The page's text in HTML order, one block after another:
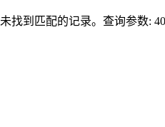
未找到匹配的记录。查询参数: